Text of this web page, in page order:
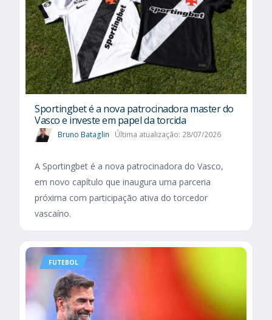
Sportingbet é a nova patrocinadora master do
Vasco e investe em papel da torcida
Bruno Bataglin Última atualização: 28/07/2026
A Sportingbet é a nova patrocinadora do Vasco,
em novo capítulo que inaugura uma parceria
próxima com participação ativa do torcedor
vascaíno.
FUTEBOL